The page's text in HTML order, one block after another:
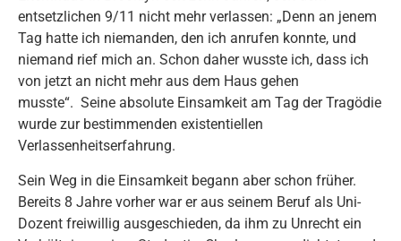
entsetzlichen 9/11 nicht mehr verlassen: „Denn an jenem
Tag hatte ich niemanden, den ich anrufen konnte, und
niemand rief mich an. Schon daher wusste ich, dass ich
von jetzt an nicht mehr aus dem Haus gehen
musste“. Seine absolute Einsamkeit am Tag der Tragödie
wurde zur bestimmenden existentiellen
Verlassenheitserfahrung.
Sein Weg in die Einsamkeit begann aber schon früher.
Bereits 8 Jahre vorher war er aus seinem Beruf als Uni-
Dozent freiwillig ausgeschieden, da ihm zu Unrecht ein